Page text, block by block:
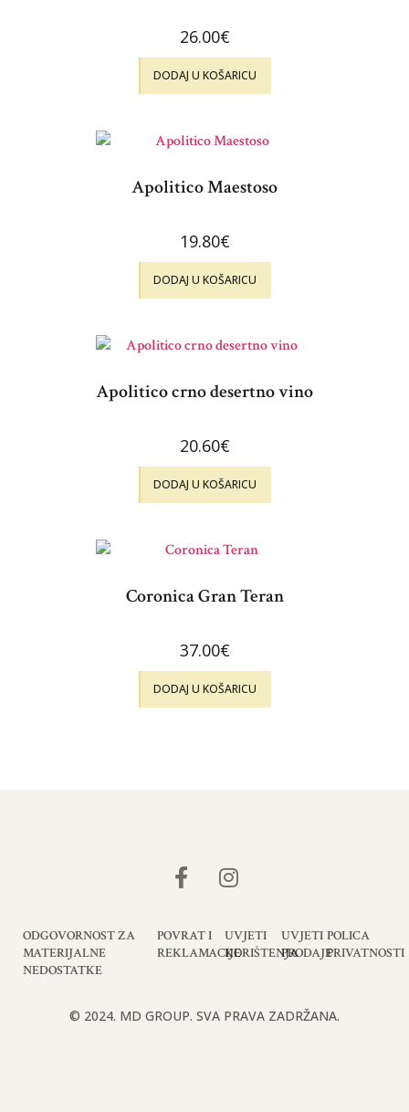
26.00€
DODAJ U KOŠARICU
Apolitico Maestoso
19.80€
DODAJ U KOŠARICU
Apolitico crno desertno vino
20.60€
DODAJ U KOŠARICU
Coronica Gran Teran
37.00€
DODAJ U KOŠARICU
ODGOVORNOST ZA
MATERIJALNE
NEDOSTATKE
POVRAT I
REKLAMACIJE
UVJETI
KORIŠTENJA
UVJETI
PRODAJE
POLICA
PRIVATNOSTI
© 2024. MD GROUP. SVA PRAVA ZADRŽANA.